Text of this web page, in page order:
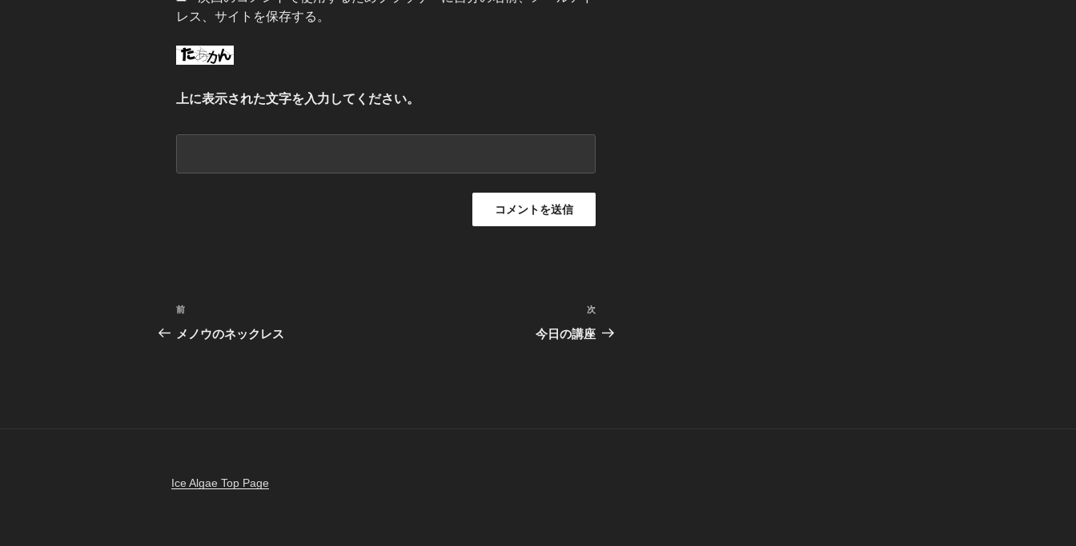
レス、サイトを保存する。
上に表示された文字を入力してください。
投
稿
シ
前
の
前
メノウのネックレス
次
の
次
今日の講座
Ice Algae Top Page